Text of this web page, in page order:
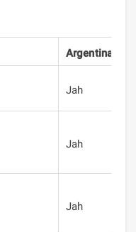
Argentina
Jah
Jah
Jah